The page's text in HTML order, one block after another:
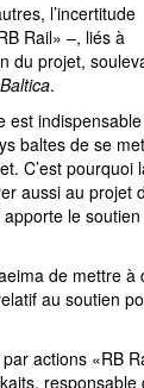
l’incertitude
Rail» –, liés à
du projet,
.
est
baltes de se
C’est pourquoi
aussi au projet
le soutien
de mettre à
au soutien
actions «RB
responsable